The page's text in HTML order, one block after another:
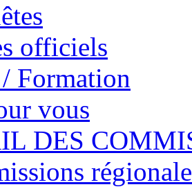
officiels
Formation
vous
DES